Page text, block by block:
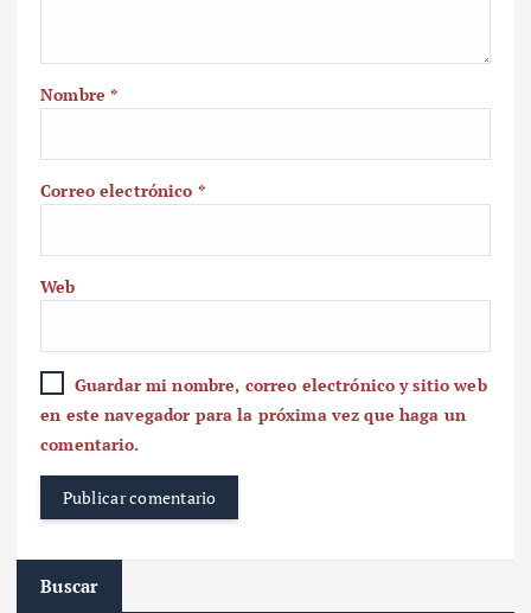
Nombre*
Correo electrónico *
Web
Guardar mi nombre, correo electrónico y sitio web
en este navegador para la próxima vez que haga un
comentario.
Buscar